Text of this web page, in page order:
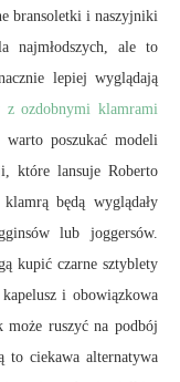
bransoletki i naszyjniki
najmłodszych, ale to
lepiej wyglądają
z ozdobnymi klamrami
poszukać modeli
które lansuje Roberto
będą wyglądały
lub joggersów.
kupić czarne sztyblety
i obowiązkowa
może ruszyć na podbój
to ciekawa alternatywa